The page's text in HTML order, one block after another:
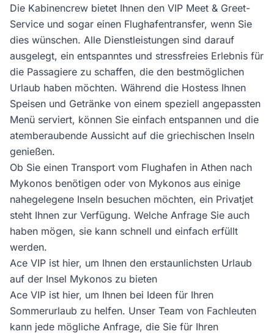
Die Kabinencrew bietet Ihnen den VIP Meet & Greet-
Service und sogar einen Flughafentransfer, wenn Sie
dies wünschen. Alle Dienstleistungen sind darauf
ausgelegt, ein entspanntes und stressfreies Erlebnis für
die Passagiere zu schaffen, die den bestmöglichen
Urlaub haben möchten. Während die Hostess Ihnen
Speisen und Getränke von einem speziell angepassten
Menü serviert, können Sie einfach entspannen und die
atemberaubende Aussicht auf die griechischen Inseln
genießen.
Ob Sie einen Transport vom Flughafen in Athen nach
Mykonos benötigen oder von Mykonos aus einige
nahegelegene Inseln besuchen möchten, ein Privatjet
steht Ihnen zur Verfügung. Welche Anfrage Sie auch
haben mögen, sie kann schnell und einfach erfüllt
werden.
Ace VIP ist hier, um Ihnen den erstaunlichsten Urlaub
auf der Insel Mykonos zu bieten
Ace VIP ist hier, um Ihnen bei Ideen für Ihren
Sommerurlaub zu helfen. Unser Team von Fachleuten
kann jede mögliche Anfrage, die Sie für Ihren